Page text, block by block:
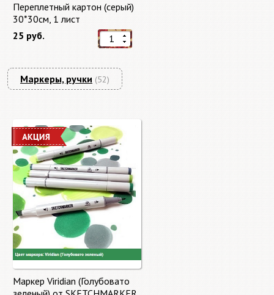
Переплетный картон (серый)
30*30см, 1 лист
25 руб.
Маркеры, ручки (52)
Маркер Viridian (Голубовато